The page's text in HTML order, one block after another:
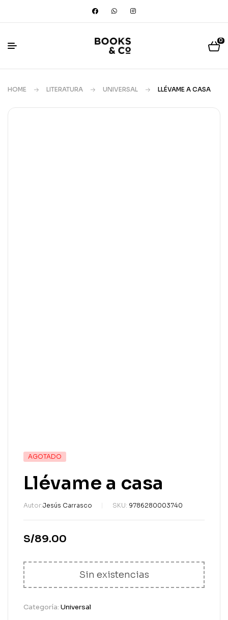
0
HOME LITERATURA UNIVERSAL LLÉVAME A CASA
AGOTADO
Llévame a casa
Autor:Jesús Carrasco SKU: 9786280003740
S/89.00
Sin existencias
Categoría: Universal